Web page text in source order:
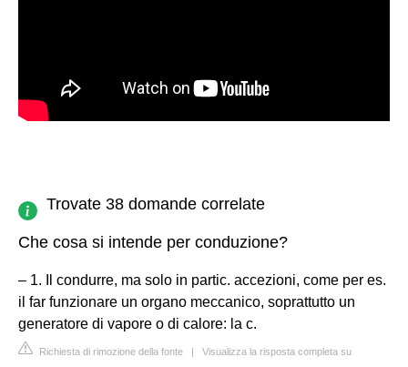
Trovate 38 domande correlate
Che cosa si intende per conduzione?
– 1. Il condurre, ma solo in partic. accezioni, come per es.
il far funzionare un organo meccanico, soprattutto un
generatore di vapore o di calore: la c.
Richiesta di rimozione della fonte | Visualizza la risposta completa su